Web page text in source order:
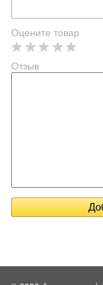
Оцените товар
Отзыв